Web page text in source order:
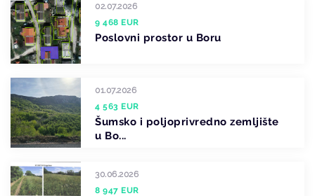
02.07.2026
9 468 EUR
Poslovni prostor u Boru
01.07.2026
4 563 EUR
Šumsko i poljoprivredno zemljište
u Bo...
30.06.2026
8 947 EUR